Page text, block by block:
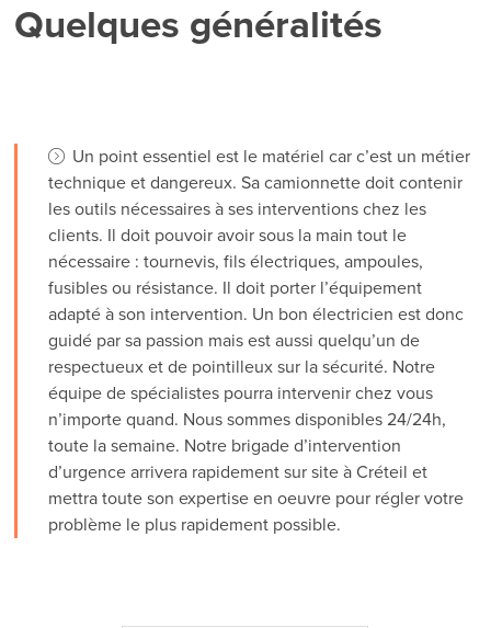
Quelques généralités
Un point essentiel est le matériel car c’est un métier
technique et dangereux. Sa camionnette doit contenir
les outils nécessaires à ses interventions chez les
clients. Il doit pouvoir avoir sous la main tout le
nécessaire : tournevis, fils électriques, ampoules,
fusibles ou résistance. Il doit porter l’équipement
adapté à son intervention. Un bon électricien est donc
guidé par sa passion mais est aussi quelqu’un de
respectueux et de pointilleux sur la sécurité. Notre
équipe de spécialistes pourra intervenir chez vous
n’importe quand. Nous sommes disponibles 24/24h,
toute la semaine. Notre brigade d’intervention
d’urgence arrivera rapidement sur site à Créteil et
mettra toute son expertise en oeuvre pour régler votre
problème le plus rapidement possible.